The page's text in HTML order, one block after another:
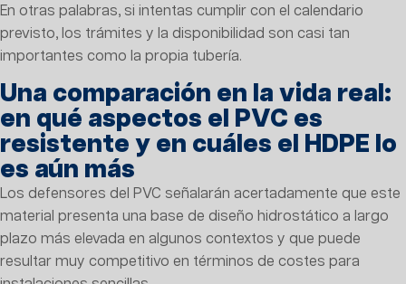
En otras palabras, si intentas cumplir con el calendario
previsto, los trámites y la disponibilidad son casi tan
importantes como la propia tubería.
Una comparación en la vida real:
en qué aspectos el PVC es
resistente y en cuáles el HDPE lo
es aún más
Los defensores del PVC señalarán acertadamente que este
material presenta una base de diseño hidrostático a largo
plazo más elevada en algunos contextos y que puede
resultar muy competitivo en términos de costes para